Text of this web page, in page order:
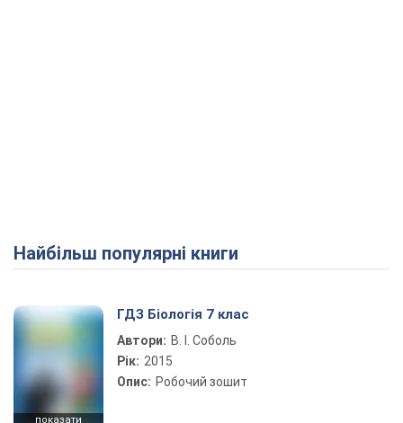
Найбільш популярні книги
показати
ГДЗ Біологія 7 клас
Автори: В. І. Соболь
Рік: 2015
Опис: Робочий зошит